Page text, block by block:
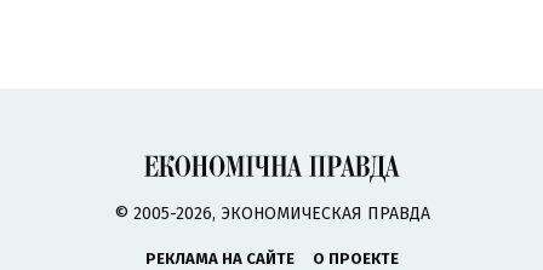
© 2005-2026, ЭКОНОМИЧЕСКАЯ ПРАВДА
РЕКЛАМА НА САЙТЕ
О ПРОЕКТЕ